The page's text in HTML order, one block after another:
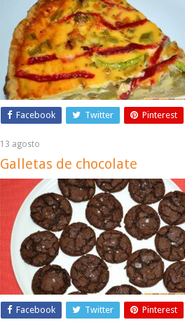
Facebook Twitter Pinterest
13 agosto
Galletas de chocolate
Facebook Twitter Pinterest